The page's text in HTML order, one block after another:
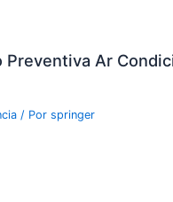
Preventiva Ar
/ Porspringer